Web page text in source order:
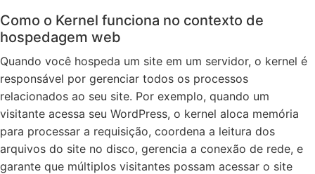
Como o Kernel funciona no contexto de
hospedagem web
Quando você hospeda um site em um servidor, o kernel é
responsável por gerenciar todos os processos
relacionados ao seu site. Por exemplo, quando um
visitante acessa seu WordPress, o kernel aloca memória
para processar a requisição, coordena a leitura dos
arquivos do site no disco, gerencia a conexão de rede, e
garante que múltiplos visitantes possam acessar o site